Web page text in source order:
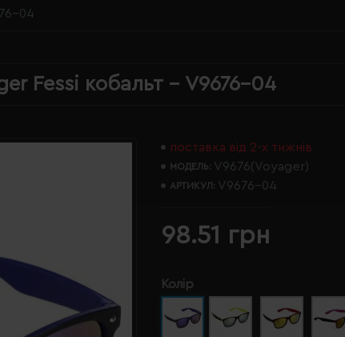
04
Fessi кобальт - V9676-04
поставка від 2-х тижнів
МОДЕЛЬ: V9676(Voyager)
АРТИКУЛ: V9676-04
98.51 грн
Колір